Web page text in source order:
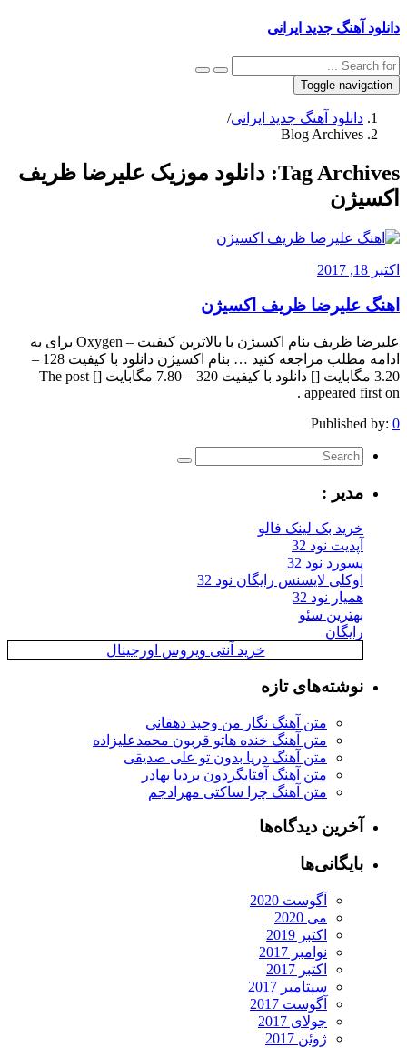
دانلود آهنگ جدید ایرانی
Toggle navigation
دانلود آهنگ جدید ایرانی/
Blog Archives
Tag Archives: دانلود موزیک علیرضا ظریف
اکسیژن
اکتبر 18, 2017
اهنگ علیرضا ظریف اکسیژن
علیرضا ظریف بنام اکسیژن با بالاترین کیفیت – Oxygen برای به
ادامه مطلب مراجعه کنید … بنام اکسیژن دانلود با کیفیت 128 –
3.20 مگابایت [] دانلود با کیفیت 320 – 7.80 مگابایت [] The post
appeared first on .
Published by: 0
مدیر :
خرید بک لینک فالو
آپدیت نود 32
پسورد نود 32
اوکلی لایسنس رایگان نود 32
همیار نود 32
بهترین سئو
رایگان
خرید آنتی ویروس اورجینال
نوشته‌های تازه
متن آهنگ نگار من وحید دهقانی
متن آهنگ خنده هاتو قربون محمدعلیزاده
متن آهنگ دریا بدون تو علی صدیقی
متن آهنگ آفتابگردون بردیا بهادر
متن آهنگ چرا ساکتی مهرادجم
آخرین دیدگاه‌ها
بایگانی‌ها
آگوست 2020
می 2020
اکتبر 2019
نوامبر 2017
اکتبر 2017
سپتامبر 2017
آگوست 2017
جولای 2017
ژوئن 2017